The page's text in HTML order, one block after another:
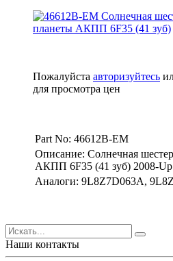
Пожалуйста авторизуйтесь
для просмотра цен
Part No: 46612B-EM
Описание: Солнечная
АКПП 6F35 (41 зуб) 2008-Up
Аналоги: 9L8Z7D063A,
Наши контакты